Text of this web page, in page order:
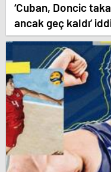
‘Cuban, Doncic
ancak geç kaldı’